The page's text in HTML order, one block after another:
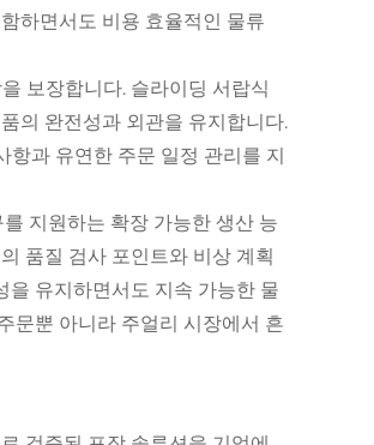
하면서도 비용 효율적인 물류
보장합니다. 슬라이딩 서랍식
의 완전성과 외관을 유지합니다.
항과 유연한 주문 일정 관리를 지
지원하는 확장 가능한 생산 능
품질 검사 포인트와 비상 계획
을 유지하면서도 지속 가능한 물
문뿐 아니라 주얼리 시장에서 흔